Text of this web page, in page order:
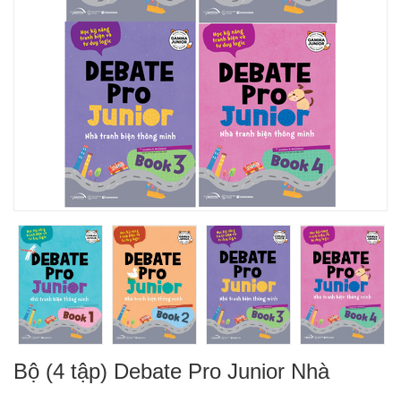
Bộ (4 tập) Debate Pro Junior Nhà